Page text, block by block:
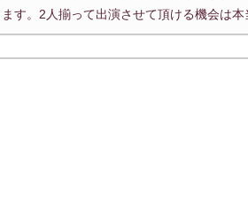
す。2人揃って出演させて頂ける機会は